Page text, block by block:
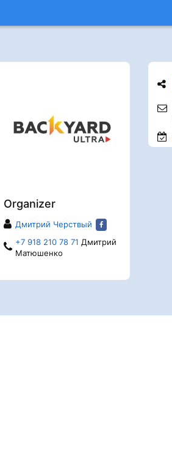
Organizer
Дмитрий Черствый
+7 918 210 78 71 Дмитрий
Матюшенко